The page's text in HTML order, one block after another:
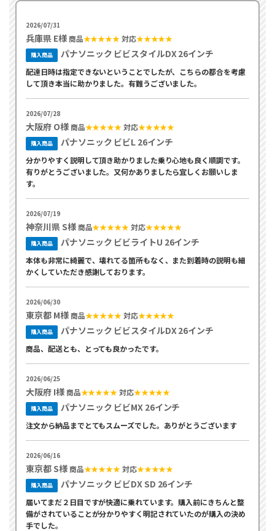
2026/07/31
兵庫県 E様商品★★★★★対応★★★★★
購入商品 パナソニック ビビスタイルDX 26インチ
配達日時は指定できないということでしたが、こちらの都合を考慮
して頂き本当に助かりました。有難うございました。
2026/07/28
大阪府 O様商品★★★★★対応★★★★★
購入商品 パナソニック ビビL 26インチ
分かりやすく説明して頂き助かりました乗り心地も良く順調です。
有りがとうございました。又何かありましたら宜しくお願いしま
す。
2026/07/19
神奈川県 S様商品★★★★★対応★★★★★
購入商品 パナソニック ビビライトU 26インチ
本体も非常に綺麗で、壊れてる箇所もなく、また到着時の説明も細
かくしていただき感謝しております。
2026/06/30
東京都 M様商品★★★★★対応★★★★★
購入商品 パナソニック ビビスタイルDX 26インチ
商品、配送とも、とっても良かったです。
2026/06/25
大阪府 I様商品★★★★★対応★★★★★
購入商品 パナソニック ビビMX 26インチ
注文から納品までとてもスムーズでした。ありがとうございます
2026/06/16
東京都 S様商品★★★★★対応★★★★★
購入商品 パナソニック ビビDX SD 26インチ
届いてまだ２日目ですが快適に乗れています。購入前にきちんと整
備がされていることが分かりやすく明記されていたのが購入の決め
手でした。